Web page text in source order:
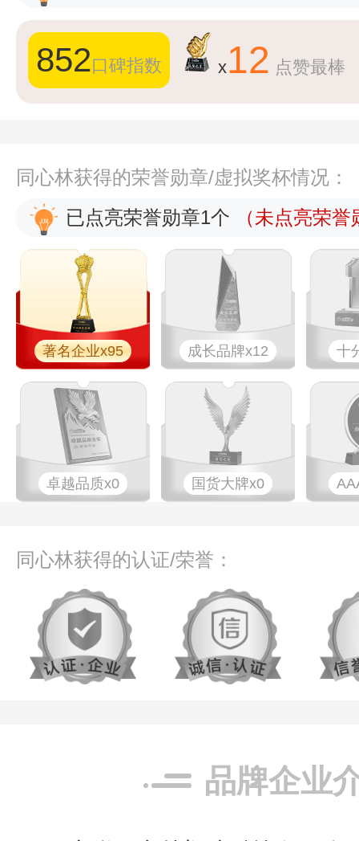
852口碑指数 x12 点赞最棒
同心林获得的荣誉勋章/虚拟奖杯情况：
已点亮荣誉勋章1个
（未点亮荣
著名企业x95 成长品牌x12 十
卓越品质x0 国货大牌x0
同心林获得的认证/荣誉：
品牌企业